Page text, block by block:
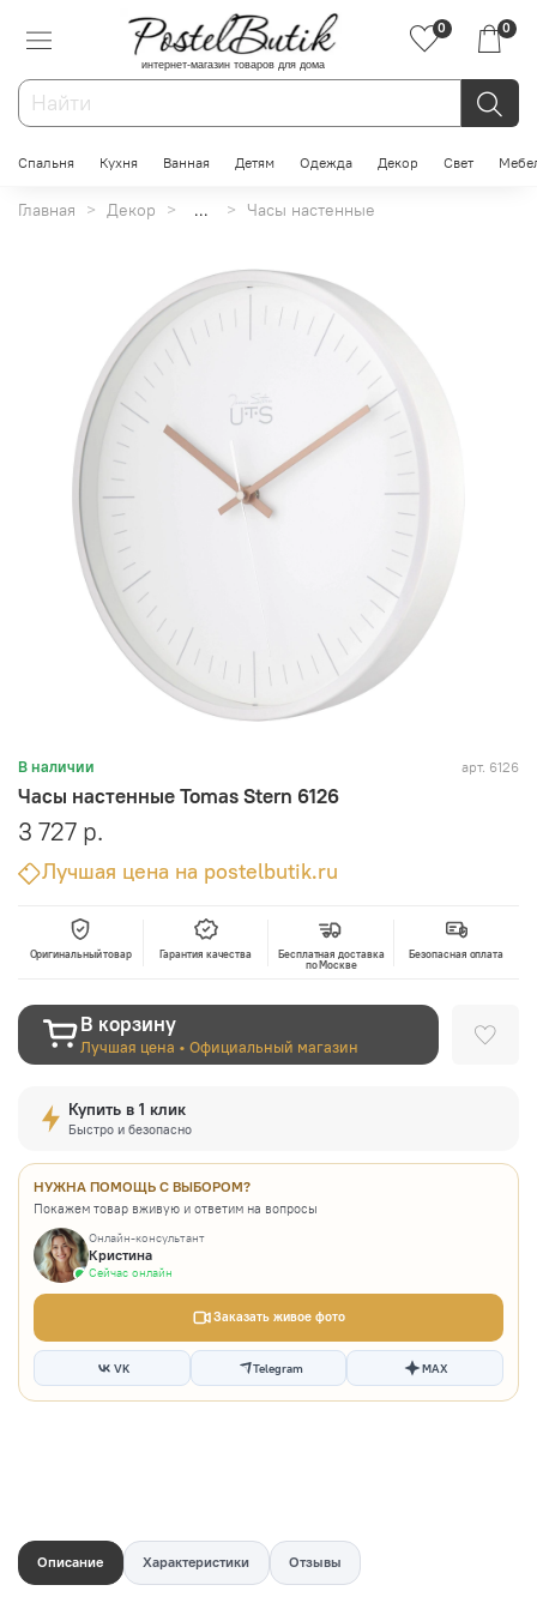
интернет-магазин товаров для дома
0 0
Спальня Кухня Ванная Детям Одежда Декор Свет
Главная Декор ... Часы настенные
В наличии арт. 6126
Часы настенные Tomas Stern 6126
3 727 р.
Лучшая цена на postelbutik.ru
Оригинальный товар Гарантия качества
Бесплатная доставка
по Москве
Безопасная оплата
В корзину
Лучшая цена • Официальный магазин
Купить в 1 клик
Быстро и безопасно
НУЖНА ПОМОЩЬ С ВЫБОРОМ?
Покажем товар вживую и ответим на вопросы
Онлайн-консультант
Кристина
Сейчас онлайн
Заказать живое фото
VK Telegram MAX
Описание Характеристики Отзывы